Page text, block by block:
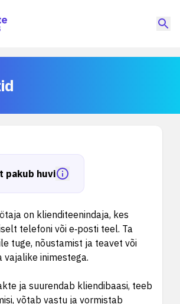
pakub huvi
on klienditeenindaja, kes
telefoni või e‑posti teel. Ta
tuge, nõustamist ja teavet või
vajalike inimestega.
ja suurendab kliendibaasi, teeb
võtab vastu ja vormistab